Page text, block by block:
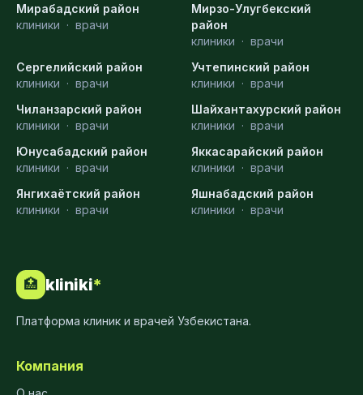
Мирабадский район
клиники · врачи
Мирзо-Улугбекский
район
клиники · врачи
Сергелийский район
клиники · врачи
Учтепинский район
клиники · врачи
Чиланзарский район
клиники · врачи
Шайхантахурский район
клиники · врачи
Юнусабадский район
клиники · врачи
Яккасарайский район
клиники · врачи
Янгихаётский район
клиники · врачи
Яшнабадский район
клиники · врачи
🏥 kliniki*
Платформа клиник и врачей Узбекистана.
Компания